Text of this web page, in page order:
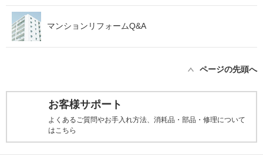
マンションリフォームQ&A
ページの先頭へ
お客様サポート
よくあるご質問やお手入れ方法、消耗品・部品・修理について
はこちら